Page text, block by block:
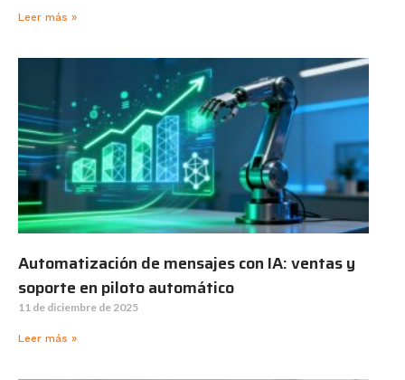
Leer más »
Automatización de mensajes con IA: ventas y
soporte en piloto automático
11 de diciembre de 2025
Leer más »